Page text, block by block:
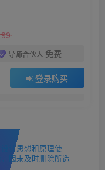
99
导师合伙人 免费
登录购买
计思想和原理使
因未及时删除所造